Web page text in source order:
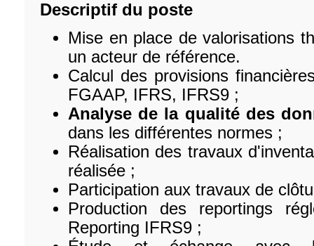
Descriptif du poste
Mise en place de valorisations
un acteur de référence.
Calcul des provisions
FGAAP, IFRS, IFRS9 ;
Analyse de la qualité des
dans les différentes normes ;
Réalisation des travaux
réalisée ;
Participation aux travaux de
Production des reportings
Reporting IFRS9 ;